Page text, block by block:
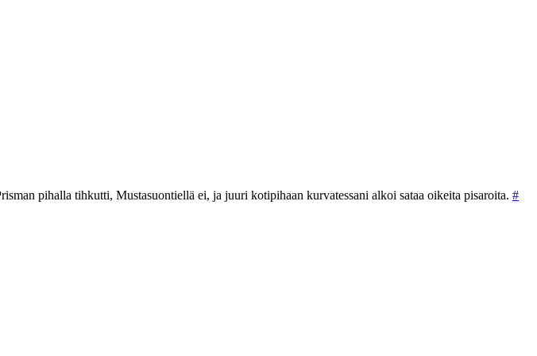
pihalla tihkutti, Mustasuontiellä ei, ja juuri kotipihaan kurvatessani alkoi sataa oikeita pisaroita. #